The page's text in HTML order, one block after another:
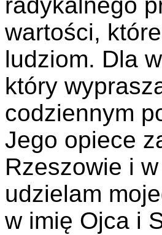
wartości,
ludziom. Dla
który
codziennym
Jego opiece
Rzeszowie i
udzielam
w imię Ojca i